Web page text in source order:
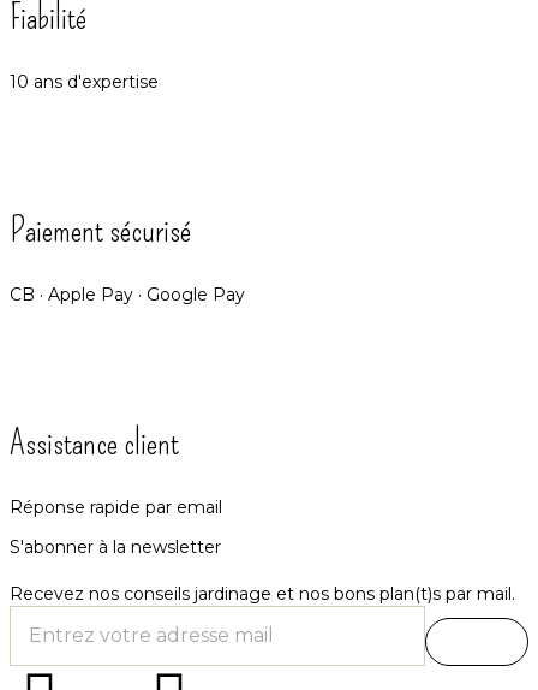
Fiabilité
10 ans d'expertise
Paiement sécurisé
CB · Apple Pay · Google Pay
Assistance client
Réponse rapide par email
S'abonner à la newsletter
Recevez nos conseils jardinage et nos bons plan(t)s par mail.